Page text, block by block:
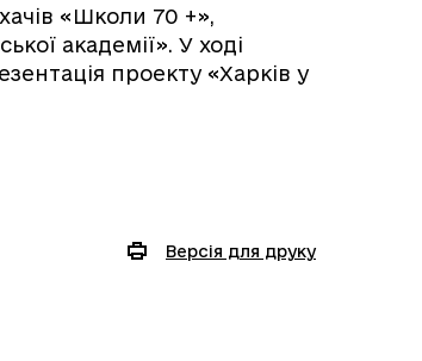
«Школи 70 +»,
академії». У ході
проекту «Харків у
Версія для друку